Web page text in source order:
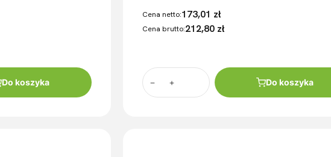
Do koszyka
Cena netto:173,01 zł
Cena brutto:212,80 zł
Do koszyka